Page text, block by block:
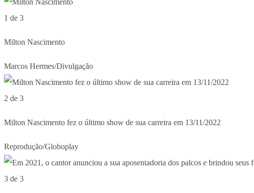
1 de 3
Milton Nascimento
Marcos Hermes/Divulgação
2 de 3
Milton Nascimento fez o último show de sua carreira em 13/11/2022
Reprodução/Globoplay
3 de 3